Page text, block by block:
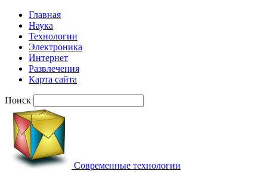
Главная
Наука
Технологии
Электроника
Интернет
Развлечения
Карта сайта
Поиск
Современные технологии